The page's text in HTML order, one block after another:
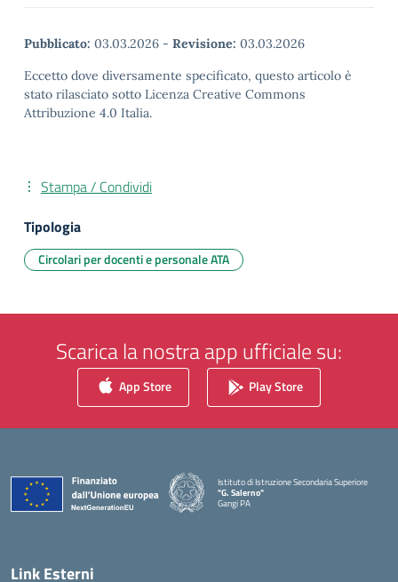
Pubblicato: 03.03.2026 - Revisione: 03.03.2026
Eccetto dove diversamente specificato, questo articolo è
stato rilasciato sotto Licenza Creative Commons
Attribuzione 4.0 Italia.
Stampa / Condividi
Tipologia
Circolari per docenti e personale ATA
Scarica la nostra app ufficiale su:
App Store Play Store
Istituto di Istruzione Secondaria Superiore
"G. Salerno"
Gangi PA
— Visita la pagina iniziale della scuola
Link Esterni